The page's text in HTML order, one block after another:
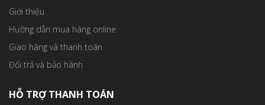
Giới thiệu
Hưỡng dẫn mua hàng online
Giao hàng và thanh toán
Đổi trả và bảo hành
HỖ TRỢ THANH TOÁN